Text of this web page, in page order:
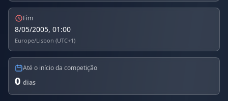
Fim
8/05/2005, 01:00
Europe/Lisbon (UTC+1)
Até o início da competição
0 dias